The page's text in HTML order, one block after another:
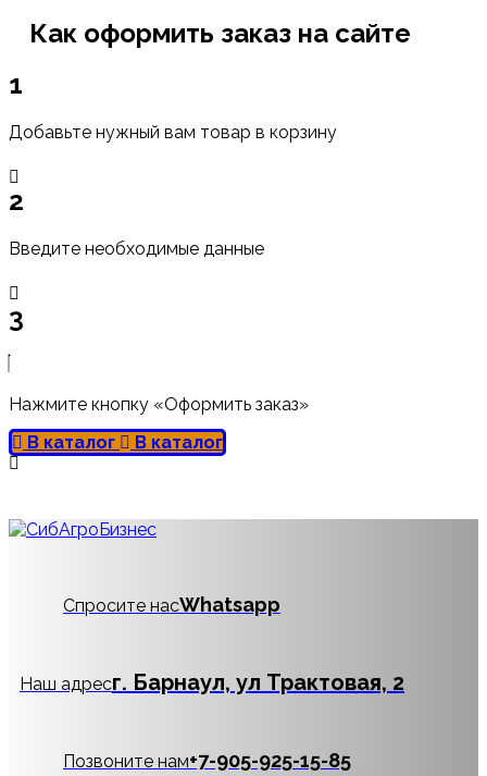
Как оформить заказ на сайте
1
Добавьте нужный вам товар в корзину
2
Введите необходимые данные
3
Нажмите кнопку «Оформить заказ»
В каталог
В каталог
Спросите насWhatsapp
Наш адресг. Барнаул, ул Трактовая, 2
Позвоните нам‪+7-905-925-15-85